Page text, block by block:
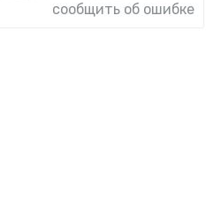
сообщить об ошибке